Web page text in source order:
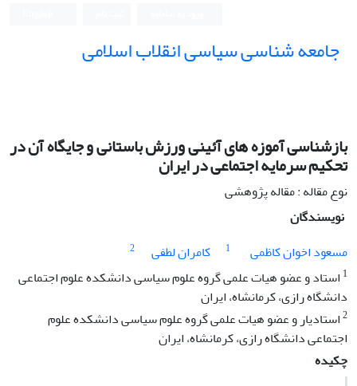
جامعه شناسی سیاسی انقلاب اسلامی
بازشناسی آموزه های آئینی ورزش باستانی و جایگاه آن در
تحکیم سرمایه اجتماعی در ایران
نوع مقاله : مقاله پژوهشی
نویسندگان
مسعود اخوان کاظمی
1 کامران لطفی
2
1 استاد و عضو هیات علمی گروه علوم سیاسی دانشکده علوم اجتماعی
دانشگاه رازی، کرمانشاه، ایران
2استادیار و عضو هیات علمی گروه علوم سیاسی دانشکده علوم
اجتماعی دانشگاه رازی، کرمانشاه، ایران
چکیده